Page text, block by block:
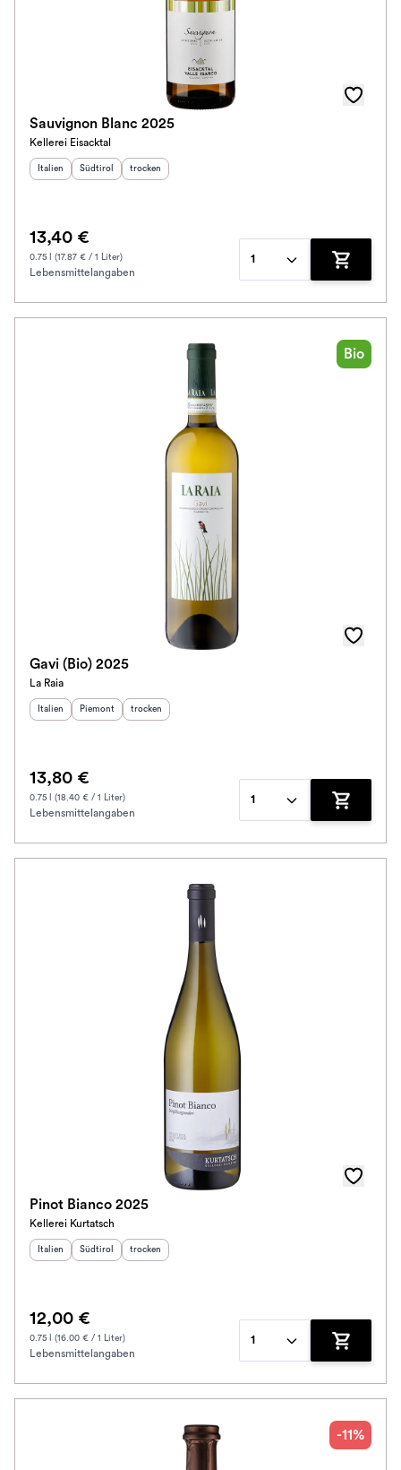
Sauvignon Blanc 2025
Kellerei Eisacktal
Herkunftsland:
Italien Herkunftsregion:
Südtirol Geschmack
trocken
13,40 €
0.75 l (17.87 € / 1 Liter)
Lebensmittelangaben
1
Zum
Bio
Gavi (Bio) 2025
La Raia
Herkunftsland:
Italien Herkunftsregion:
Piemont Geschmack
trocken
13,80 €
0.75 l (18.40 € / 1 Liter)
Lebensmittelangaben
1
Zum
Pinot Bianco 2025
Kellerei Kurtatsch
Herkunftsland:
Italien Herkunftsregion:
Südtirol Geschmack
trocken
12,00 €
0.75 l (16.00 € / 1 Liter)
Lebensmittelangaben
1
Zum
-11%